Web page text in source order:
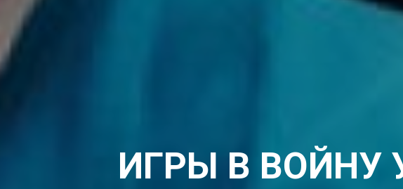
ИГРЫ В ВОЙНУ